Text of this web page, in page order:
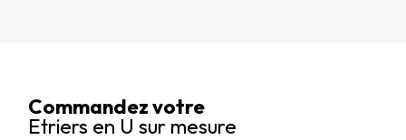
Commandez votre
Etriers en U sur mesure